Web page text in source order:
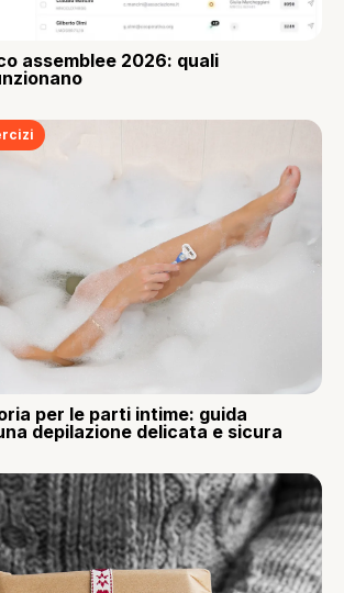
assemblee 2026: quali
per le parti intime: guida
depilazione delicata e sicura